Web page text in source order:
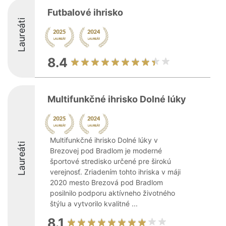
Laureáti
Futbalové ihrisko
8.4
Laureáti
Multifunkčné ihrisko Dolné lúky
Multifunkčné ihrisko Dolné lúky v
Brezovej pod Bradlom je moderné
športové stredisko určené pre širokú
verejnosť. Zriadením tohto ihriska v máji
2020 mesto Brezová pod Bradlom
posilnilo podporu aktívneho životného
štýlu a vytvorilo kvalitné ...
8.1